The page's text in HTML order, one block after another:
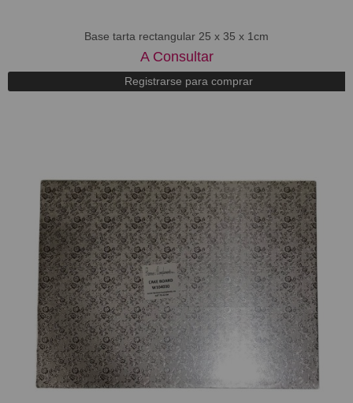
Base tarta rectangular 25 x 35 x 1cm
A Consultar
Registrarse para comprar